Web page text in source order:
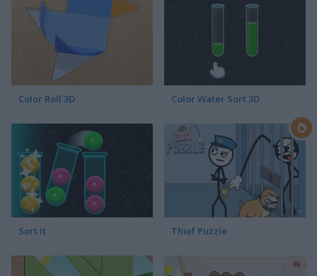
Color Roll 3D Color Water Sort 3D
Sort It Thief Puzzle